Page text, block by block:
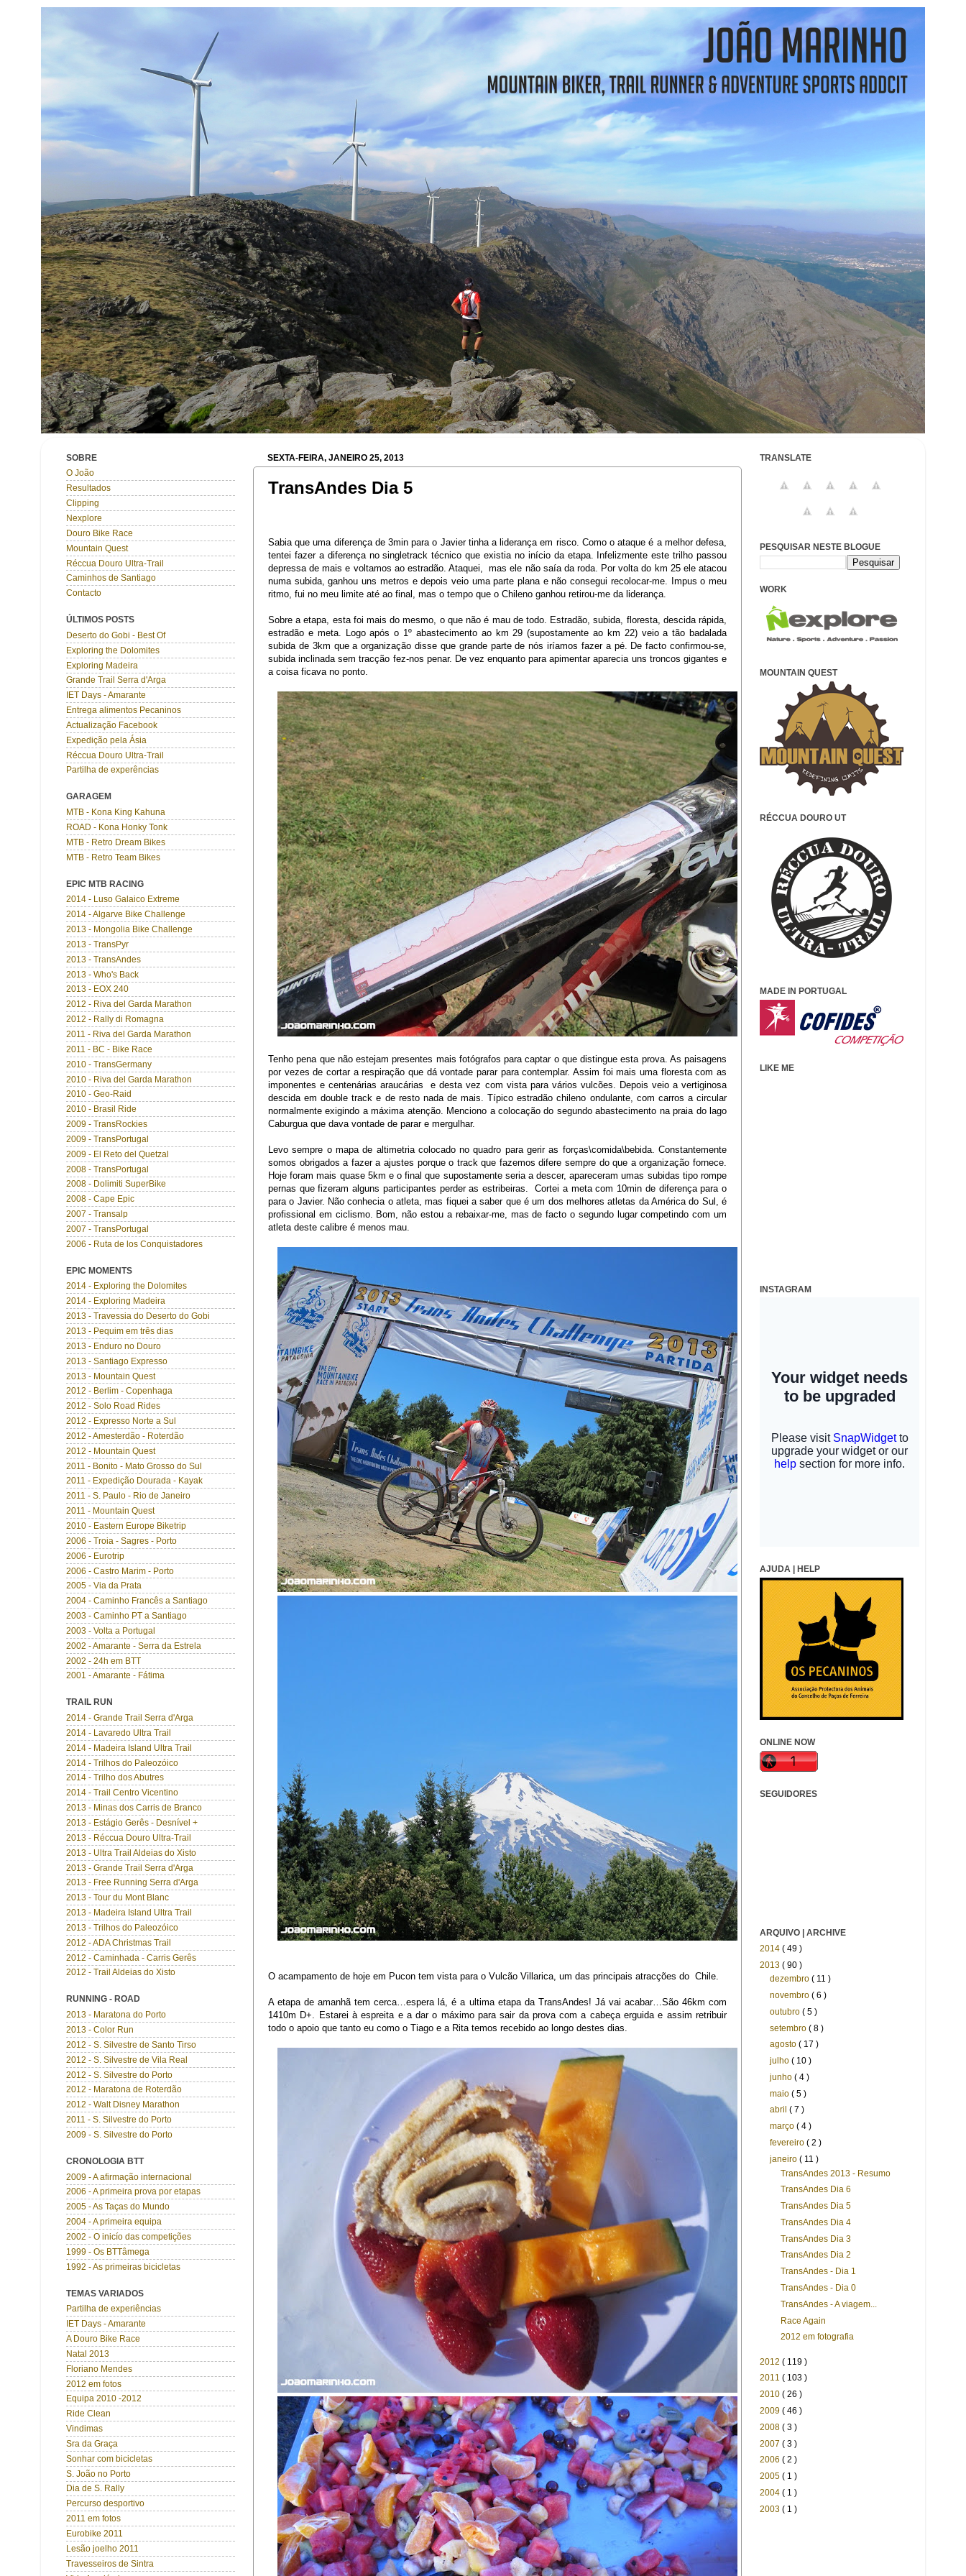
SEXTA-FEIRA, JANEIRO 25, 2013
TransAndes Dia 5
Sabia que uma diferença de 3min para o Javier tinha a liderança em risco. Como o ataque é a melhor defesa,
tentei fazer a diferença no singletrack técnico que existia no início da etapa. Infelizmente este trilho passou
depressa de mais e voltamos ao estradão. Ataquei,
mas ele não saía da roda. Por volta do km 25 ele atacou
numa subida, ganhou uns metros e depois veio uma parte plana e não consegui recolocar-me. Impus o meu
ritmo, fui no meu limite até ao final, mas o tempo que o Chileno ganhou retirou-me da liderança.
Sobre a etapa, esta foi mais do mesmo, o que não é mau de todo. Estradão, subida, floresta, descida rápida,
estradão e meta. Logo após o 1º abastecimento ao km 29 (supostamente ao km 22) veio a tão badalada
subida de 3km que a organização disse que grande parte de nós iríamos fazer a pé. De facto confirmou-se,
subida inclinada sem tracção fez-nos penar. De vez enquanto para apimentar aparecia uns troncos gigantes e
a coisa ficava no ponto.
Tenho pena que não estejam presentes mais fotógrafos para captar o que distingue esta prova. As paisagens
por vezes de cortar a respiração que dá vontade parar para contemplar. Assim foi mais uma floresta com as
imponentes e centenárias araucárias
e desta vez com vista para vários vulcões. Depois veio a vertiginosa
descida em double track e de resto nada de mais. Típico estradão chileno ondulante, com carros a circular
normalmente exigindo a máxima atenção. Menciono a colocação do segundo abastecimento na praia do lago
Caburgua que dava vontade de parar e mergulhar.
Levo sempre o mapa de altimetria colocado no quadro para gerir as forças\comida\bebida. Constantemente
somos obrigados a fazer a ajustes porque o track que fazemos difere sempre do que a organização fornece.
Hoje foram mais quase 5km e o final que supostamente seria a descer, apareceram umas subidas tipo rompe
pernas que fizeram alguns participantes perder as estribeiras.
Cortei a meta com 10min de diferença para o
para o Javier. Não conhecia o atleta, mas fiquei a saber que é um dos melhores atletas da América do Sul, é
profissional em ciclismo. Bom, não estou a rebaixar-me, mas de facto o segundo lugar competindo com um
atleta deste calibre é menos mau.
O acampamento de hoje em Pucon tem vista para o Vulcão Villarica, um das principais atracções do Chile.
A etapa de amanhã tem cerca…espera lá, é a ultima etapa da TransAndes! Já vai acabar…São 46km com
1410m D+. Estarei à espreita e a dar o máximo para sair da prova com a cabeça erguida e assim retribuir
todo o apoio que tanto eu como o Tiago e a Rita temos recebido ao longo destes dias.
SOBRE
O João
Resultados
Clipping
Nexplore
Douro Bike Race
Mountain Quest
Réccua Douro Ultra-Trail
Caminhos de Santiago
Contacto
ÚLTIMOS POSTS
Deserto do Gobi - Best Of
Exploring the Dolomites
Exploring Madeira
Grande Trail Serra d'Arga
IET Days - Amarante
Entrega alimentos Pecaninos
Actualização Facebook
Expedição pela Ásia
Réccua Douro Ultra-Trail
Partilha de experências
GARAGEM
MTB - Kona King Kahuna
ROAD - Kona Honky Tonk
MTB - Retro Dream Bikes
MTB - Retro Team Bikes
EPIC MTB RACING
2014 - Luso Galaico Extreme
2014 - Algarve Bike Challenge
2013 - Mongolia Bike Challenge
2013 - TransPyr
2013 - TransAndes
2013 - Who's Back
2013 - EOX 240
2012 - Riva del Garda Marathon
2012 - Rally di Romagna
2011 - Riva del Garda Marathon
2011 - BC - Bike Race
2010 - TransGermany
2010 - Riva del Garda Marathon
2010 - Geo-Raid
2010 - Brasil Ride
2009 - TransRockies
2009 - TransPortugal
2009 - El Reto del Quetzal
2008 - TransPortugal
2008 - Dolimiti SuperBike
2008 - Cape Epic
2007 - Transalp
2007 - TransPortugal
2006 - Ruta de los Conquistadores
EPIC MOMENTS
2014 - Exploring the Dolomites
2014 - Exploring Madeira
2013 - Travessia do Deserto do Gobi
2013 - Pequim em três dias
2013 - Enduro no Douro
2013 - Santiago Expresso
2013 - Mountain Quest
2012 - Berlim - Copenhaga
2012 - Solo Road Rides
2012 - Expresso Norte a Sul
2012 - Amesterdão - Roterdão
2012 - Mountain Quest
2011 - Bonito - Mato Grosso do Sul
2011 - Expedição Dourada - Kayak
2011 - S. Paulo - Rio de Janeiro
2011 - Mountain Quest
2010 - Eastern Europe Biketrip
2006 - Troia - Sagres - Porto
2006 - Eurotrip
2006 - Castro Marim - Porto
2005 - Via da Prata
2004 - Caminho Francês a Santiago
2003 - Caminho PT a Santiago
2003 - Volta a Portugal
2002 - Amarante - Serra da Estrela
2002 - 24h em BTT
2001 - Amarante - Fátima
TRAIL RUN
2014 - Grande Trail Serra d'Arga
2014 - Lavaredo Ultra Trail
2014 - Madeira Island Ultra Trail
2014 - Trilhos do Paleozóico
2014 - Trilho dos Abutres
2014 - Trail Centro Vicentino
2013 - Minas dos Carris de Branco
2013 - Estágio Gerês - Desnível +
2013 - Réccua Douro Ultra-Trail
2013 - Ultra Trail Aldeias do Xisto
2013 - Grande Trail Serra d'Arga
2013 - Free Running Serra d'Arga
2013 - Tour du Mont Blanc
2013 - Madeira Island Ultra Trail
2013 - Trilhos do Paleozóico
2012 - ADA Christmas Trail
2012 - Caminhada - Carris Gerês
2012 - Trail Aldeias do Xisto
RUNNING - ROAD
2013 - Maratona do Porto
2013 - Color Run
2012 - S. Silvestre de Santo Tirso
2012 - S. Silvestre de Vila Real
2012 - S. Silvestre do Porto
2012 - Maratona de Roterdão
2012 - Walt Disney Marathon
2011 - S. Silvestre do Porto
2009 - S. Silvestre do Porto
CRONOLOGIA BTT
2009 - A afirmação internacional
2006 - A primeira prova por etapas
2005 - As Taças do Mundo
2004 - A primeira equipa
2002 - O inicío das competições
1999 - Os BTTâmega
1992 - As primeiras bicicletas
TEMAS VARIADOS
Partilha de experiências
IET Days - Amarante
A Douro Bike Race
Natal 2013
Floriano Mendes
2012 em fotos
Equipa 2010 -2012
Ride Clean
Vindimas
Sra da Graça
Sonhar com bicicletas
S. João no Porto
Dia de S. Rally
Percurso desportivo
2011 em fotos
Eurobike 2011
Lesão joelho 2011
Travesseiros de Sintra
TRANSLATE
PESQUISAR NESTE BLOGUE
WORK
MOUNTAIN QUEST
RÉCCUA DOURO UT
MADE IN PORTUGAL
LIKE ME
INSTAGRAM
AJUDA | HELP
ONLINE NOW
SEGUIDORES
ARQUIVO | ARCHIVE
2014 ( 49 )
2013 ( 90 )
dezembro( 11 )
novembro( 6 )
outubro( 5 )
setembro( 8 )
agosto( 17 )
julho( 10 )
junho( 4 )
maio( 5 )
abril( 7 )
março( 4 )
fevereiro( 2 )
janeiro( 11 )
TransAndes 2013 - Resumo
TransAndes Dia 6
TransAndes Dia 5
TransAndes Dia 4
TransAndes Dia 3
TransAndes Dia 2
TransAndes - Dia 1
TransAndes - Dia 0
TransAndes - A viagem...
Race Again
2012 em fotografia
2012 ( 119 )
2011 ( 103 )
2010 ( 26 )
2009 ( 46 )
2008 ( 3 )
2007 ( 3 )
2006 ( 2 )
2005 ( 1 )
2004 ( 1 )
2003 ( 1 )